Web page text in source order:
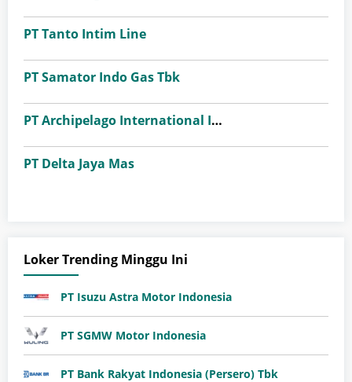
PT Tanto Intim Line
PT Samator Indo Gas Tbk
PT Archipelago International Indonesia (favehotels)
PT Delta Jaya Mas
Loker Trending Minggu Ini
PT Isuzu Astra Motor Indonesia
PT SGMW Motor Indonesia
PT Bank Rakyat Indonesia (Persero) Tbk